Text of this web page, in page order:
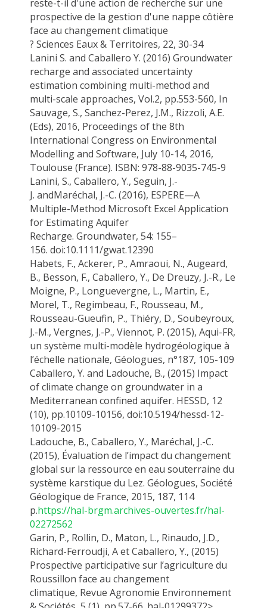
reste-t-il d'une action de recherche sur une
prospective de la gestion d'une nappe côtière
face au changement climatique
? Sciences Eaux& Territoires, 22, 30-34
Lanini S. and Caballero Y. (2016) Groundwater
recharge and associated uncertainty
estimation combining multi-method and
multi-scale approaches, Vol.2, pp.553-560, In
Sauvage, S., Sanchez-Perez, J.M., Rizzoli, A.E.
(Eds), 2016, Proceedings of the 8th
International Congress on Environmental
Modelling and Software, July 10-14, 2016,
Toulouse (France). ISBN: 978-88-9035-745-9
Lanini, S., Caballero, Y., Seguin, J.-
J. andMaréchal, J.-C. (2016), ESPERE—A
Multiple-Method Microsoft Excel Application
for Estimating Aquifer
Recharge. Groundwater, 54: 155–
156. doi:10.1111/gwat.12390
Habets, F., Ackerer, P., Amraoui, N., Augeard,
B., Besson, F., Caballero, Y., De Dreuzy, J.-R., Le
Moigne, P., Longuevergne, L., Martin, E.,
Morel, T., Regimbeau, F., Rousseau, M.,
Rousseau-Gueufin, P., Thiéry, D., Soubeyroux,
J.-M., Vergnes, J.-P., Viennot, P. (2015), Aqui-FR,
un système multi-modèle hydrogéologique à
l’échelle nationale, Géologues, n°187, 105-109
Caballero, Y. and Ladouche, B., (2015) Impact
of climate change on groundwater in a
Mediterranean confined aquifer. HESSD, 12
(10), pp.10109-10156, doi:10.5194/hessd-12-
10109-2015
Ladouche, B., Caballero, Y., Maréchal, J.-C.
(2015), Évaluation de l’impact du changement
global sur la ressource en eau souterraine du
système karstique du Lez. Géologues, Société
Géologique de France, 2015, 187, 114
p.https://hal-brgm.archives-ouvertes.fr/hal-
02272562
Garin, P., Rollin, D., Maton, L., Rinaudo, J.D.,
Richard-Ferroudji, A etCaballero, Y., (2015)
Prospective participative sur l’agriculture du
Roussillon face au changement
climatique, Revue Agronomie Environnement